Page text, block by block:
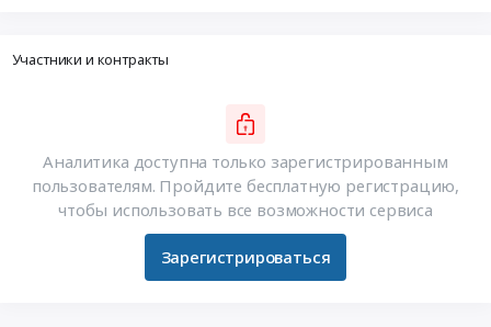
Участники и контракты
Аналитика доступна только зарегистрированным
пользователям. Пройдите бесплатную регистрацию,
чтобы использовать все возможности сервиса
Зарегистрироваться